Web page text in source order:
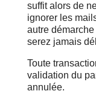
suffit alors de
ignorer les
autre
serez jamais
Toute
validation du
annulée.